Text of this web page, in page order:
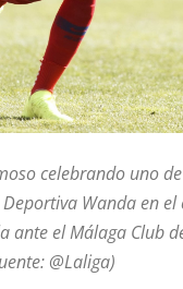
celebrando uno
Wanda en
ante el Málaga Club
@Laliga)